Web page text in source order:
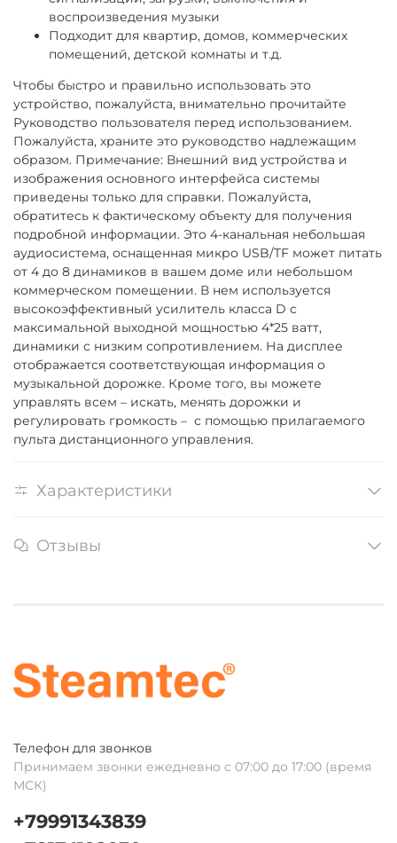
воспроизведения музыки
Подходит для квартир, домов, коммерческих
помещений, детской комнаты и т.д.
Чтобы быстро и правильно использовать это
устройство, пожалуйста, внимательно прочитайте
Руководство пользователя перед использованием.
Пожалуйста, храните это руководство надлежащим
образом. Примечание: Внешний вид устройства и
изображения основного интерфейса системы
приведены только для справки. Пожалуйста,
обратитесь к фактическому объекту для получения
подробной информации. Это 4-канальная небольшая
аудиосистема, оснащенная микро USB/TF может питать
от 4 до 8 динамиков в вашем доме или небольшом
коммерческом помещении. В нем используется
высокоэффективный усилитель класса D с
максимальной выходной мощностью 4*25 ватт,
динамики с низким сопротивлением. На дисплее
отображается соответствующая информация о
музыкальной дорожке. Кроме того, вы можете
управлять всем – искать, менять дорожки и
регулировать громкость – с помощью прилагаемого
пульта дистанционного управления.
Характеристики
Отзывы
Телефон для звонков
Принимаем звонки ежедневно с 07:00 до 17:00 (время
МСК)
+79991343839